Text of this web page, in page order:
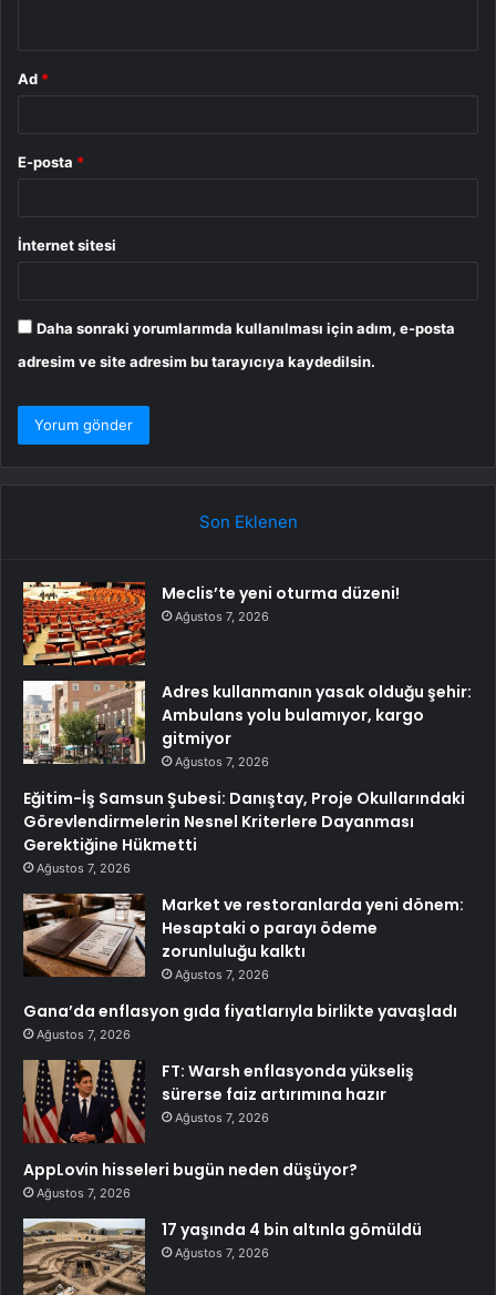
Ad *
E-posta *
İnternet sitesi
Daha sonraki yorumlarımda kullanılması için adım, e-posta
adresim ve site adresim bu tarayıcıya kaydedilsin.
Son Eklenen
Meclis’te yeni oturma düzeni!
Ağustos 7, 2026
Adres kullanmanın yasak olduğu şehir:
Ambulans yolu bulamıyor, kargo
gitmiyor
Ağustos 7, 2026
Eğitim-İş Samsun Şubesi: Danıştay, Proje Okullarındaki
Görevlendirmelerin Nesnel Kriterlere Dayanması
Gerektiğine Hükmetti
Ağustos 7, 2026
Market ve restoranlarda yeni dönem:
Hesaptaki o parayı ödeme
zorunluluğu kalktı
Ağustos 7, 2026
Gana’da enflasyon gıda fiyatlarıyla birlikte yavaşladı
Ağustos 7, 2026
FT: Warsh enflasyonda yükseliş
sürerse faiz artırımına hazır
Ağustos 7, 2026
AppLovin hisseleri bugün neden düşüyor?
Ağustos 7, 2026
17 yaşında 4 bin altınla gömüldü
Ağustos 7, 2026